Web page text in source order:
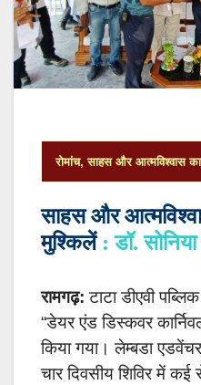
रोमांच, साहस और आत्मविश्वास
साहस और
मुश्किलें : डॉ. सोनिया
रामगढ़: टाटा डीएवी
“डेयर एंड डिस्कवर
किया गया। लेम्बडा
चार दिवसीय शिविर में